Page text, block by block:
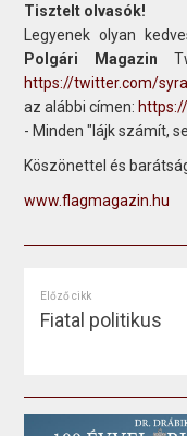
Tisztelt olvasók!
Legyenek olyan
Polgári Magazin
https://twitter.com/
az alábbi címen:
- Minden "lájk számít,
Köszönettel és
www.flagmagazin.hu
Előző cikk
Fiatal politikus